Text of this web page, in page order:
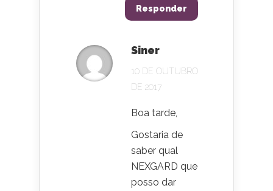
Responder
Siner
10 DE OUTUBRO
DE 2017
Boa tarde,
Gostaria de
saber qual
NEXGARD que
posso dar